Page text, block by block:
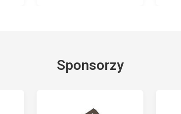
Sponsorzy